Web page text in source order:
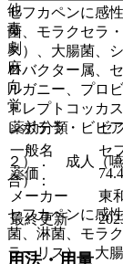
セフカペンに感
菌、モラクセラ
ス）、大腸菌、
ロバクター属、
ルガニー、プロ
トレプトコッカ
レボテラ・ビビ
２）． 成人（
合）：
セフカペンに感
菌、淋菌、モラ
ラーリス）、大
他
毒
劇
麻
向
覚
薬効分類
セ
一般名
セ
薬価
74.4
メーカー
東
最終更新